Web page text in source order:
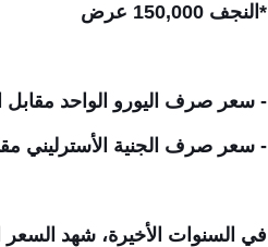
*النجف 150,000 عرض
- سعر صرف اليورو الواحد مقابل
- سعر صرف الجنية الأسترليني مقابل
في السنوات الأخيرة، شهد السعر